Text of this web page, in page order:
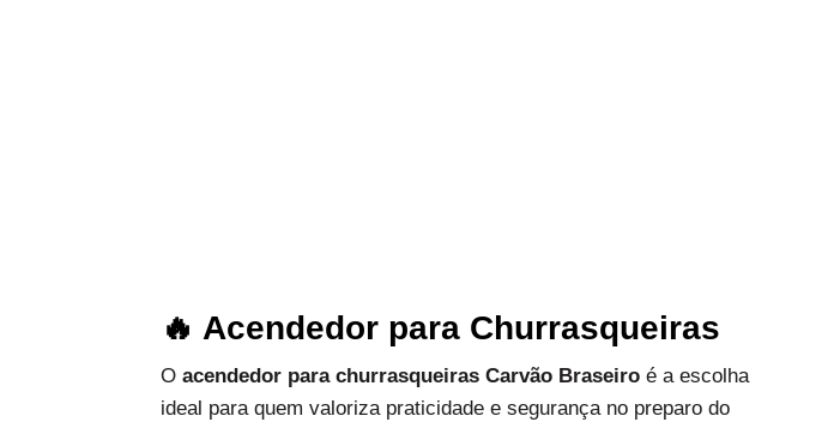
🔥 Acendedor para Churrasqueiras
Oacendedor para churrasqueiras Carvão Braseiro é a escolha
ideal para quem valoriza praticidade e segurança no preparo do